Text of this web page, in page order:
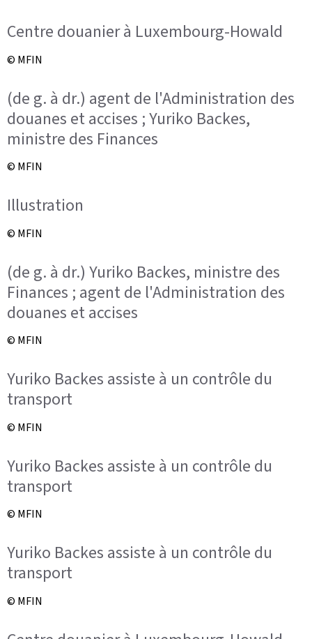
Centre douanier à Luxembourg-Howald
© MFIN
(de g. à dr.) agent de l'Administration des
douanes et accises ; Yuriko Backes,
ministre des Finances
© MFIN
Illustration
© MFIN
(de g. à dr.) Yuriko Backes, ministre des
Finances ; agent de l'Administration des
douanes et accises
© MFIN
Yuriko Backes assiste à un contrôle du
transport
© MFIN
Yuriko Backes assiste à un contrôle du
transport
© MFIN
Yuriko Backes assiste à un contrôle du
transport
© MFIN